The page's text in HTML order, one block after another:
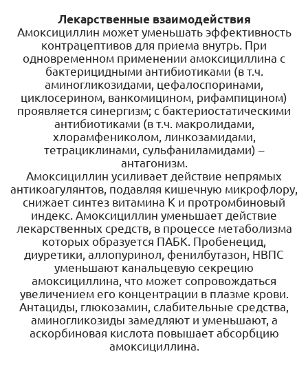
Лекарственные взаимодействия
Амоксициллин может уменьшать эффективность
контрацептивов для приема внутрь. При
одновременном применении амоксициллина с
бактерицидными антибиотиками (в т.ч.
аминогликозидами, цефалоспоринами,
циклосерином, ванкомицином, рифампицином)
проявляется синергизм; с бактериостатическими
антибиотиками (в т.ч. макролидами,
хлорамфениколом, линкозамидами,
тетрациклинами, сульфаниламидами) –
антагонизм.
Амоксициллин усиливает действие непрямых
антикоагулянтов, подавляя кишечную микрофлору,
снижает синтез витамина К и протромбиновый
индекс. Амоксициллин уменьшает действие
лекарственных средств, в процессе метаболизма
которых образуется ПАБК. Пробенецид,
диуретики, аллопуринол, фенилбутазон, НВПС
уменьшают канальцевую секрецию
амоксициллина, что может сопровождаться
увеличением его концентрации в плазме крови.
Антациды, глюкозамин, слабительные средства,
аминогликозиды замедляют и уменьшают, а
аскорбиновая кислота повышает абсорбцию
амоксициллина.